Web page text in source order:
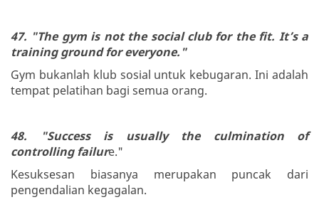
47. "The gym is not the social club for the fit. It’s a
training ground for everyone."
Gym bukanlah klub sosial untuk kebugaran. Ini adalah
tempat pelatihan bagi semua orang.
48. "Success is usually the culmination of
controlling failure."
Kesuksesan biasanya merupakan puncak dari
pengendalian kegagalan.